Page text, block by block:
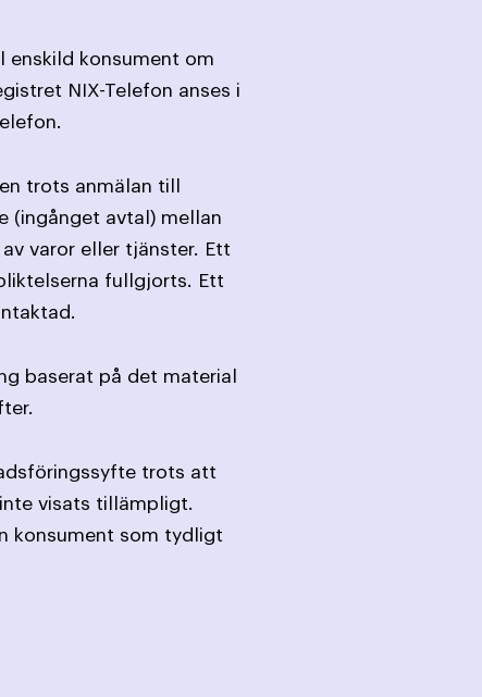
enskild konsument om
NIX-Telefon anses i
trots anmälan till
(ingånget avtal) mellan
varor eller tjänster. Ett
fullgjorts. Ett
baserat på det material
trots att
visats tillämpligt.
konsument som tydligt